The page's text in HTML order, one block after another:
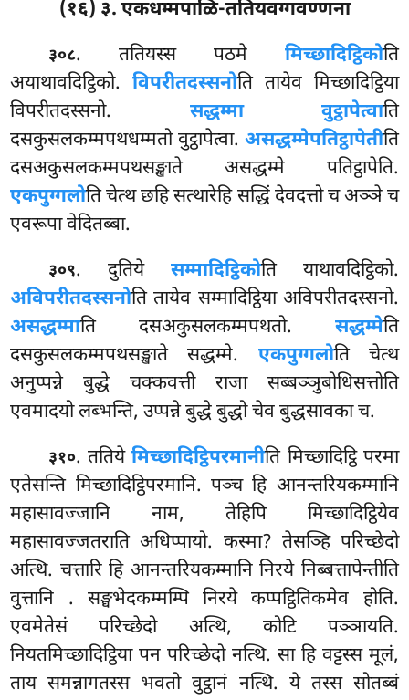
(१६) ३. एकधम्मपाळि-ततियवग्गवण्णना
३०८. ततियस्स पठमे मिच्छादिट्ठिकोति
अयाथावदिट्ठिको.विपरीतदस्सनोति तायेव मिच्छादिट्ठिया
विपरीतदस्सनो. सद्धम्मा वुट्ठापेत्वाति
दसकुसलकम्मपथधम्मतो वुट्ठापेत्वा. असद्धम्मेपतिट्ठापेतीति
दसअकुसलकम्मपथसङ्खाते असद्धम्मे पतिट्ठापेति.
एकपुग्गलोति चेत्थ छहि सत्थारेहि सद्धिं देवदत्तो च अञ्ञे च
एवरूपा वेदितब्बा.
३०९. दुतिये सम्मादिट्ठिकोति याथावदिट्ठिको.
अविपरीतदस्सनोति तायेव सम्मादिट्ठिया अविपरीतदस्सनो.
असद्धम्माति दसअकुसलकम्मपथतो. सद्धम्मेति
दसकुसलकम्मपथसङ्खाते सद्धम्मे. एकपुग्गलोति चेत्थ
अनुप्पन्ने बुद्धे चक्कवत्ती राजा सब्बञ्ञुबोधिसत्तोति
एवमादयो लब्भन्ति, उप्पन्ने बुद्धे बुद्धो चेव बुद्धसावका च.
३१०. ततियेमिच्छादिट्ठिपरमानीति मिच्छादिट्ठि परमा
एतेसन्ति मिच्छादिट्ठिपरमानि. पञ्च हि आनन्तरियकम्मानि
महासावज्जानि नाम, तेहिपि मिच्छादिट्ठियेव
महासावज्जतराति अधिप्पायो. कस्मा? तेसञ्हि परिच्छेदो
अत्थि. चत्तारि हि आनन्तरियकम्मानि निरये निब्बत्तापेन्तीति
वुत्तानि . सङ्घभेदकम्मम्पि निरये कप्पट्ठितिकमेव होति.
एवमेतेसं परिच्छेदो अत्थि, कोटि पञ्ञायति.
नियतमिच्छादिट्ठिया पन परिच्छेदो नत्थि. सा हि वट्टस्स मूलं,
ताय समन्नागतस्स भवतो वुट्ठानं नत्थि. ये तस्स सोतब्बं